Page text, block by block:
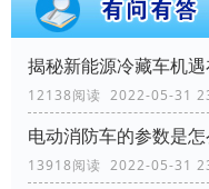
揭秘新能源冷藏车机遇
12138阅读 2022-05-31
电动消防车的参数是怎
13918阅读 2022-05-31